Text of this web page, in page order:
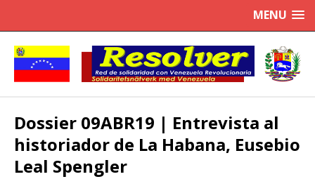
MENU
Dossier 09ABR19 | Entrevista al
historiador de La Habana, Eusebio
Leal Spengler